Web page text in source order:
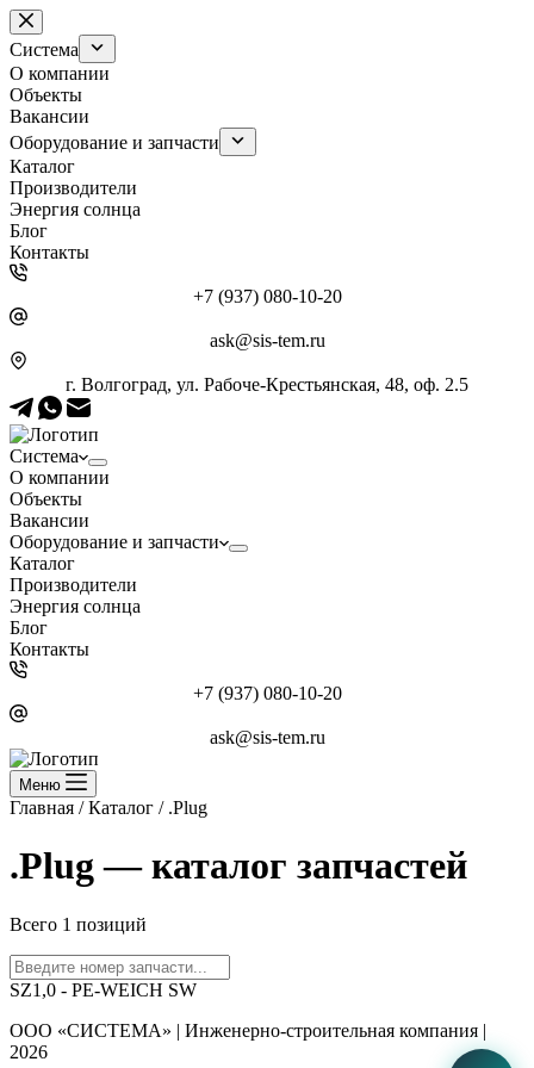
Перейти
к
сути
Система
О компании
Объекты
Вакансии
Оборудование и запчасти
Каталог
Производители
Энергия солнца
Блог
Контакты
+7 (937) 080-10-20
ask@sis-tem.ru
г. Волгоград, ул. Рабоче-Крестьянская, 48, оф. 2.5
Система
О компании
Объекты
Вакансии
Оборудование и запчасти
Каталог
Производители
Энергия солнца
Блог
Контакты
+7 (937) 080-10-20
ask@sis-tem.ru
Меню
Главная / Каталог / .Plug
.Plug — каталог запчастей
Всего 1 позиций
SZ1,0 - PE-WEICH SW
ООО «СИСТЕМА» | Инженерно-строительная компания |
2026